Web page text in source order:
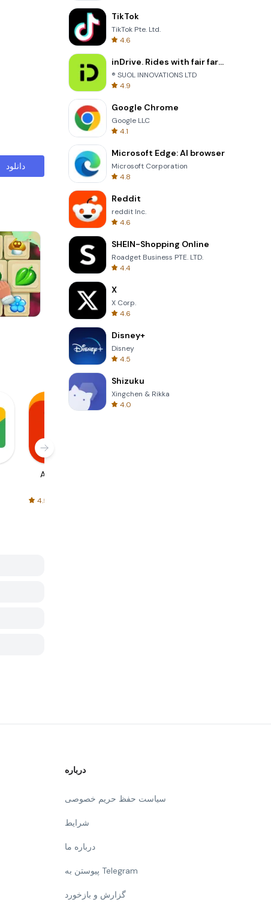
دانلود
AliExpress
4.5
TikTok
TikTok Pte. Ltd.
4.6
inDrive. Rides with fair fares
® SUOL INNOVATIONS LTD
4.9
Google Chrome
Google LLC
4.1
Microsoft Edge: AI browser
Microsoft Corporation
4.8
Reddit
reddit Inc.
4.6
SHEIN-Shopping Online
Roadget Business PTE. LTD.
4.4
X
X Corp.
4.6
Disney+
Disney
4.5
Shizuku
Xingchen & Rikka
4.0
درباره
سیاست حفظ حریم خصوصی
شرایط
درباره ما
پیوستن به Telegram
گزارش و بازخورد